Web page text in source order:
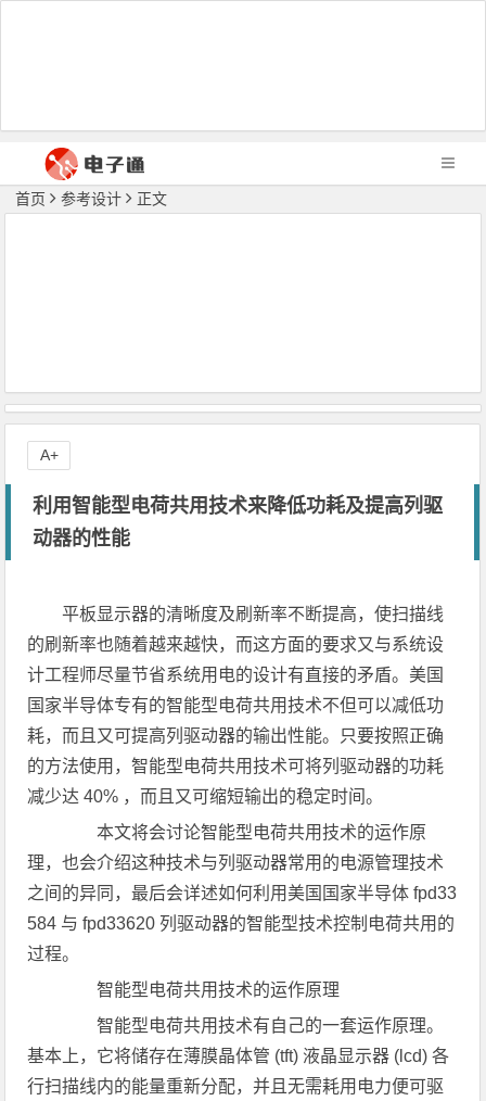
首页 参考设计 正文
利用智能型电荷共用技术来降低功耗及提高列驱
动器的性能
平板显示器的清晰度及刷新率不断提高，使扫描线
的刷新率也随着越来越快，而这方面的要求又与系统设
计工程师尽量节省系统用电的设计有直接的矛盾。美国
国家半导体专有的智能型电荷共用技术不但可以减低功
耗，而且又可提高列驱动器的输出性能。只要按照正确
的方法使用，智能型电荷共用技术可将列驱动器的功耗
减少达 40% ，而且又可缩短输出的稳定时间。
本文将会讨论智能型电荷共用技术的运作原
理，也会介绍这种技术与列驱动器常用的电源管理技术
之间的异同，最后会详述如何利用美国国家半导体 fpd33
584 与 fpd33620 列驱动器的智能型技术控制电荷共用的
过程。
智能型电荷共用技术的运作原理
智能型电荷共用技术有自己的一套运作原理。
基本上，它将储存在薄膜晶体管 (tft) 液晶显示器 (lcd) 各
行扫描线内的能量重新分配，并且无需耗用电力便可驱
A+